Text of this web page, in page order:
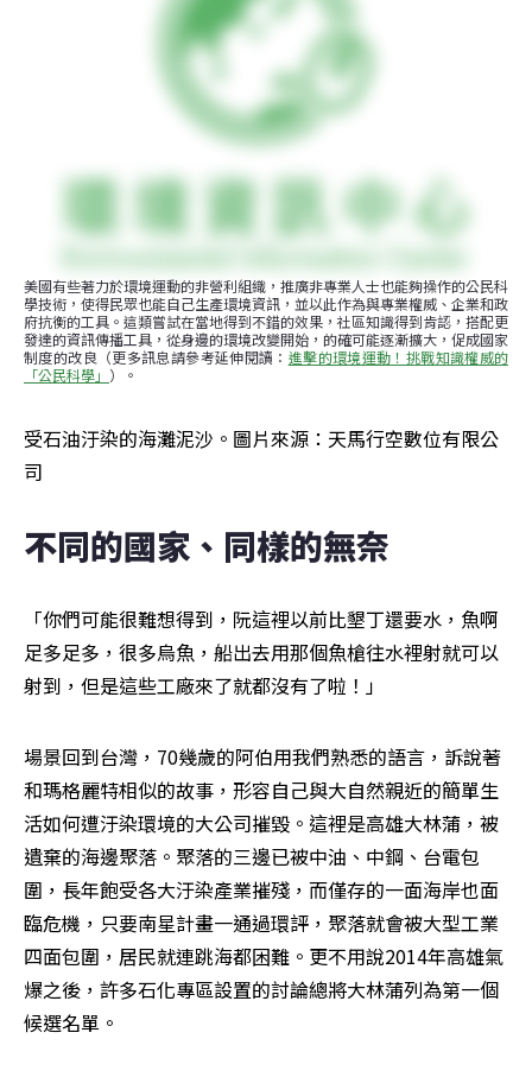
美國有些著力於環境運動的非營利組織，推廣非專業人士也能夠操作的公民科
學技術，使得民眾也能自己生產環境資訊，並以此作為與專業權威、企業和政
府抗衡的工具。這類嘗試在當地得到不錯的效果，社區知識得到肯認，搭配更
發達的資訊傳播工具，從身邊的環境改變開始，的確可能逐漸擴大，促成國家
制度的改良（更多訊息請參考延伸閱讀： 進擊的環境運動！挑戰知識權威的
「公民科學」 ）。
受石油汙染的海灘泥沙。圖片來源：天馬行空數位有限公
司
不同的國家、同樣的無奈
「你們可能很難想得到，阮這裡以前比墾丁還要水，魚啊
足多足多，很多烏魚，船出去用那個魚槍往水裡射就可以
射到，但是這些工廠來了就都沒有了啦！」
場景回到台灣，70幾歲的阿伯用我們熟悉的語言，訴說著
和瑪格麗特相似的故事，形容自己與大自然親近的簡單生
活如何遭汙染環境的大公司摧毀。這裡是高雄大林蒲，被
遺棄的海邊聚落。聚落的三邊已被中油、中鋼、台電包
圍，長年飽受各大汙染產業摧殘，而僅存的一面海岸也面
臨危機，只要南星計畫一通過環評，聚落就會被大型工業
四面包圍，居民就連跳海都困難。更不用說2014年高雄氣
爆之後，許多石化專區設置的討論總將大林蒲列為第一個
候選名單。